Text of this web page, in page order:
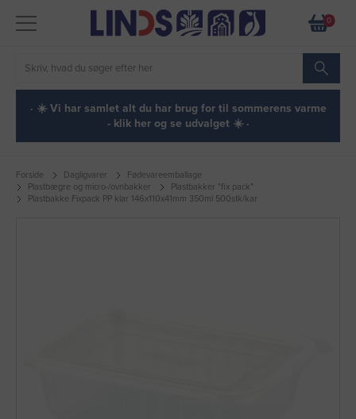
0
· ☀️ Vi har samlet alt du har brug for til sommerens varme
- klik her og se udvalget ☀️ ·
Forside Dagligvarer
Fødevareemballage
Plastbægre og micro-/ovnbakker
Plastbakker "fix pack"
Plastbakke Fixpack PP klar 146x110x41mm 350ml 500stk/kar